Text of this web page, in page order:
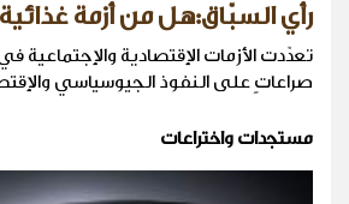
رأي السبّاق:هل من أزمة
تعدّدت الأزمات الإقتصادية والإجتماعية في
صراعاتٍ على النفوذ الجيوسياسي
مستجدات واختراعات